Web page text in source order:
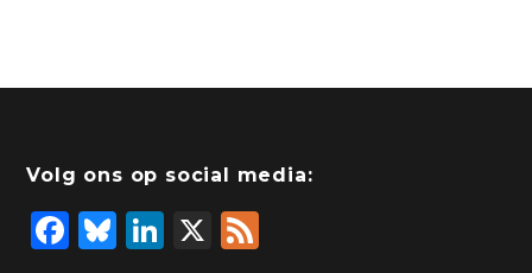
Volg ons op social media:
F
Bl
Li X